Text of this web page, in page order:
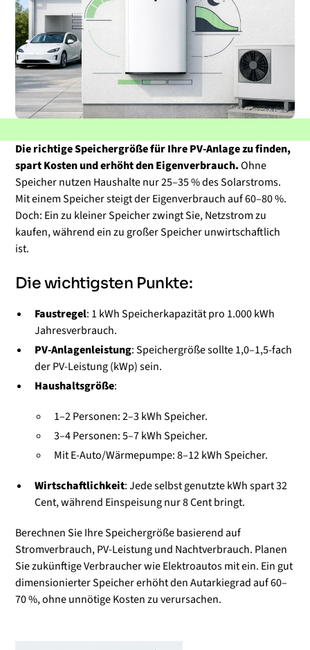
Die richtige Speichergröße für Ihre PV-Anlage zu finden,
spart Kosten und erhöht den Eigenverbrauch.Ohne
Speicher nutzen Haushalte nur 25–35 % des Solarstroms.
Mit einem Speicher steigt der Eigenverbrauch auf 60–80 %.
Doch: Ein zu kleiner Speicher zwingt Sie, Netzstrom zu
kaufen, während ein zu großer Speicher unwirtschaftlich
ist.
Die wichtigsten Punkte:
Faustregel: 1 kWh Speicherkapazität pro 1.000 kWh
Jahresverbrauch.
PV-Anlagenleistung: Speichergröße sollte 1,0–1,5-fach
der PV-Leistung (kWp) sein.
Haushaltsgröße:
1–2 Personen: 2–3 kWh Speicher.
3–4 Personen: 5–7 kWh Speicher.
Mit E-Auto/Wärmepumpe: 8–12 kWh Speicher.
Wirtschaftlichkeit: Jede selbst genutzte kWh spart 32
Cent, während Einspeisung nur 8 Cent bringt.
Berechnen Sie Ihre Speichergröße basierend auf
Stromverbrauch, PV-Leistung und Nachtverbrauch. Planen
Sie zukünftige Verbraucher wie Elektroautos mit ein. Ein gut
dimensionierter Speicher erhöht den Autarkiegrad auf 60–
70 %, ohne unnötige Kosten zu verursachen.